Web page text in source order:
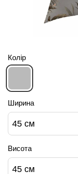
Колір
Ширина
45 см
Висота
45 см